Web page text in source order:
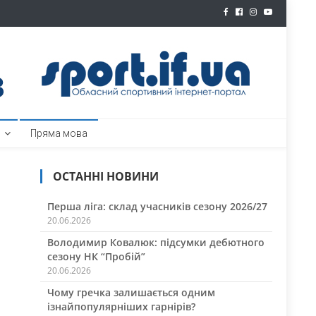
Пряма мова
ОСТАННІ НОВИНИ
Перша ліга: склад учасників сезону 2026/27
20.06.2026
Володимир Ковалюк: підсумки дебютного
сезону НК “Пробій”
20.06.2026
Чому гречка залишається одним
ізнайпопулярніших гарнірів?